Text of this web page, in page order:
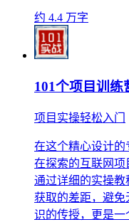
约 4.4 万字
101个项目训练
项目实操轻松入门
在这个精心设计
在探索的互联网项
通过详细的实操
获取的差距，避免
识的传授，更是